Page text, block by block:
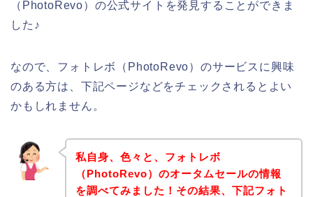
（PhotoRevo）の公式サイトを発見することができま
した♪
なので、フォトレボ（PhotoRevo）のサービスに興味
のある方は、下記ページなどをチェックされるとよい
かもしれません。
私自身、色々と、フォトレボ
（PhotoRevo）のオータムセールの情報
を調べてみました！その結果、下記フォト